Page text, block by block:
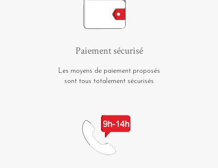
Paiement sécurisé
Les moyens de paiement proposés
sont tous totalement sécurisés